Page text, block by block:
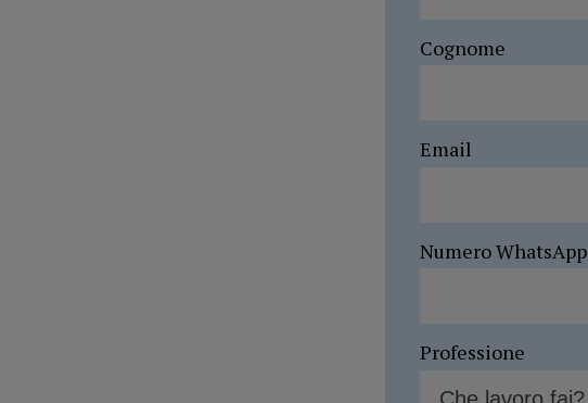
Cognome
Email
Numero WhatsApp
Professione